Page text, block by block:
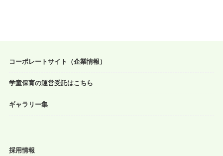
コーポレートサイト（企業情報）
学童保育の運営受託はこちら
ギャラリー集
採用情報